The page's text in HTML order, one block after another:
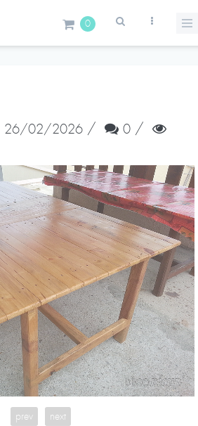
0
26/02/2026 / 0 /
prev next